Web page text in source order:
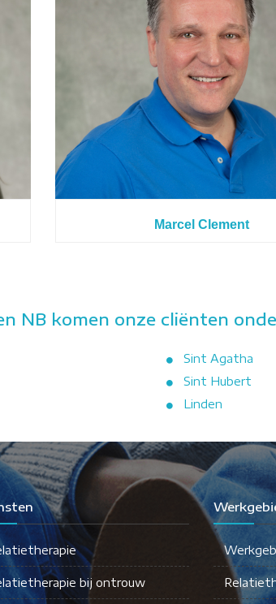
Marcel Clement
NB komen onze cliënten
Sint Agatha
Sint Hubert
Linden
bij ontrouw